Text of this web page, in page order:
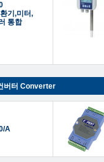
기,미터,
통합
버터 Converter
A